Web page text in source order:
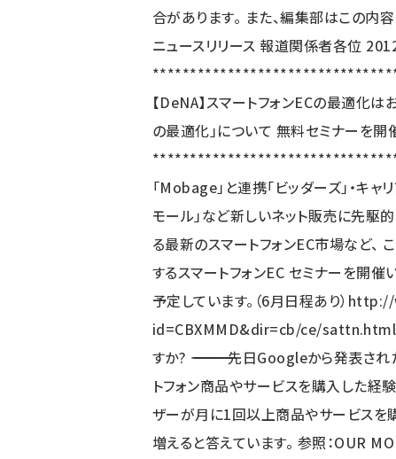
合があります。 また、編集部はこの内
ニュースリリース 報道関係者各位
【DeNA】スマートフォンECの最適化は
の最適化」について 無料セミナーを開
「Mobage」と連携「ビッダーズ」・キ
モール」など新しいネット販売に先駆
る最新のスマートフォンEC市場など、
するスマートフォンEC セミナーを開催
予定しています。（6月日程あり） http://
id=CBXMMD&dir=cb/ce/sattn.html
すか? ――――――――――――――――――――――――――――――――――― 先
トフォン商品やサービスを購入した経
ザーが月に1回以上商品やサービスを
増えると答えています。 参照：OUR